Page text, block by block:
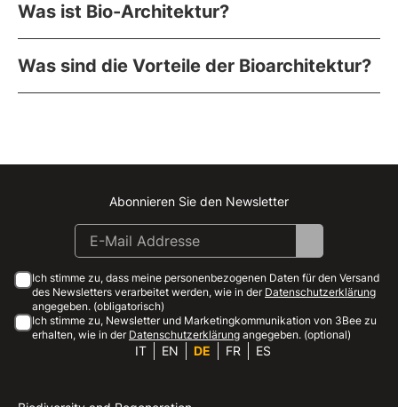
Was ist Bio-Architektur?
Was sind die Vorteile der Bioarchitektur?
Instagram
Facebook
Linkedin
Youtube
Abonnieren Sie den Newsletter
Ich stimme zu, dass meine personenbezogenen Daten für den Versand
des Newsletters verarbeitet werden, wie in der Datenschutzerklärung
angegeben. (obligatorisch)
Ich stimme zu, Newsletter und Marketingkommunikation von 3Bee zu
erhalten, wie in der Datenschutzerklärung angegeben. (optional)
IT EN DE FR ES